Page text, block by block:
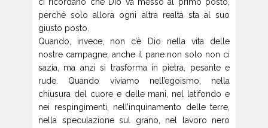
perché solo allora ogni altra realtà sta al suo
giusto posto.
Quando, invece, non c’è Dio nella vita delle
nostre campagne, anche il pane non solo non ci
sazia, ma anzi si trasforma in pietra, pesante e
rude. Quando viviamo nell’egoismo, nella
chiusura del cuore e delle mani, nel latifondo e
nei respingimenti, nell’inquinamento delle terre,
nella speculazione sul grano, nel lavoro nero